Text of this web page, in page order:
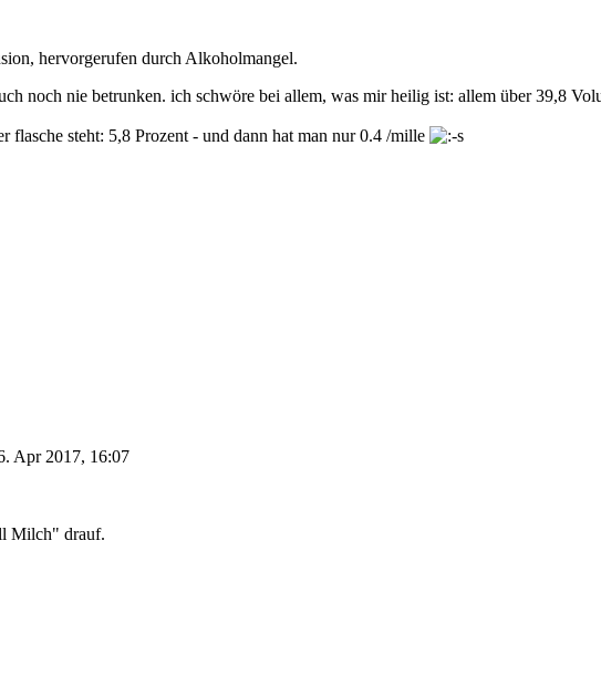
hervorgerufen durch Alkoholmangel.
noch nie betrunken. ich schwöre bei allem, was mir heilig ist: allem über 39,8
flasche steht: 5,8 Prozent - und dann hat man nur 0.4 /mille
Apr 2017, 16:07
Milch" drauf.